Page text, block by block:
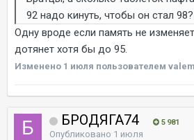
92 надо кинуть, чтобы он стал
Одну вроде если память не
дотянет хотя бы до 95.
Изменено 1 июля пользователем
БРОДЯГА74 5 981
Опубликовано 1 июля